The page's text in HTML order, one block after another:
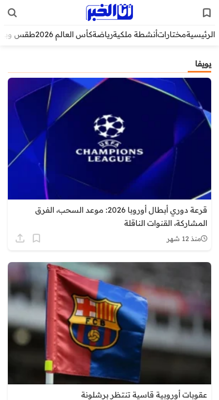
الرئيسيةمختاراتأنشطة ملكيةرياضةكأس العالم 2026 طقس
يويفا
قرعة دوري أبطال أوروبا 2026: موعد السحب، الفرق
المشاركة، القنوات الناقلة
منذ 12 شهر
عقوبات أوروبية قاسية تنتظر برشلونة